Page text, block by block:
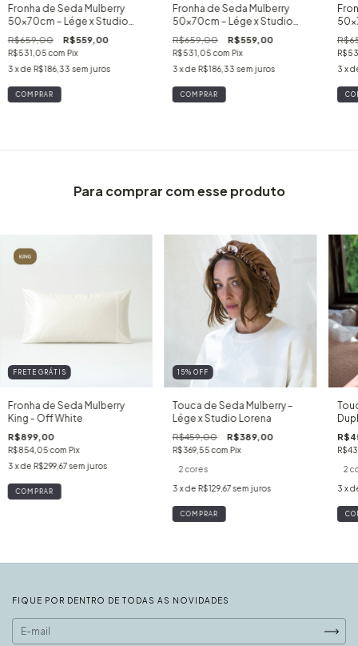
Fronha de Seda Mulberry
50x70cm – Lége x Studio
Lorena – Espresso
R$659,00 R$559,00
R$531,05com Pix
3 x de R$186,33 sem juros
Fronha de Seda Mulberry
50x70cm – Lége x Studio
Lorena – Mocha
R$659,00 R$559,00
R$531,05com Pix
3 x de R$186,33 sem juros
3 x
Para comprar com esse produto
FRETE GRÁTIS
Fronha de Seda Mulberry
King - Off White
R$899,00
R$854,05com Pix
3 x de R$299,67sem juros
15% OFF
Touca de Seda Mulberry –
Lége x Studio Lorena
R$459,00 R$389,00
R$369,55com Pix
2 cores
3 x de R$129,67sem juros
COMPRAR
2
3 x
FIQUE POR DENTRO DE TODAS AS NOVIDADES